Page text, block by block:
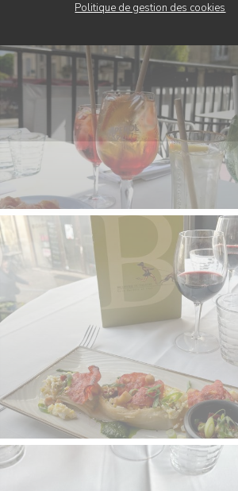
Politique de gestion des cookies